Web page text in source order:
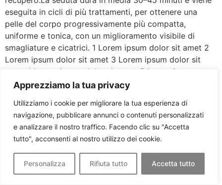
Apprezziamo la tua privacy
Utilizziamo i cookie per migliorare la tua esperienza di
navigazione, pubblicare annunci o contenuti personalizzati
e analizzare il nostro traffico. Facendo clic su "Accetta
tutto", acconsenti al nostro utilizzo dei cookie.
Personalizza Rifiuta tutto Accetta tutto
eseguita in cicli di più trattamenti, per ottenere una
pelle del corpo progressivamente più compatta,
uniforme e tonica, con un miglioramento visibile di
smagliature e cicatrici. 1 Lorem ipsum dolor sit amet 2
Lorem ipsum dolor sit amet 3 Lorem ipsum dolor sit
amet 4 Lorem ipsum dolor sit amet 5 Lorem ipsum
dolor sit amet 6 Lorem ipsum dolor sit amet Step by
Trattamento Recupero Potete contattarci su whatsapp
al 378 307 9888 discuterai del trattamento desiderato
con uno dei nostri specialisti. Esamineremo i tuoi
desideri e le tue aspettative, dopodiché il professionista
ti fornirà una consulenza personalizzata. Il tuo viso
verrà mappato con i nostri dispositivi ed analizzzato